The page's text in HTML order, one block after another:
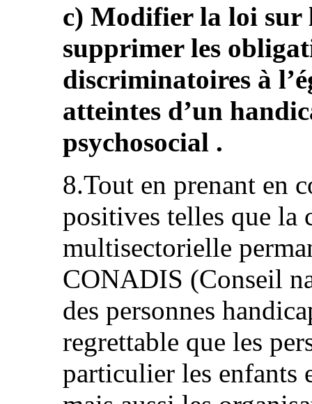
c) Modifier la loi sur
supprimer les
discriminatoires à
atteintes d’un
psychosocial .
8.Tout en prenant en
positives telles que la
multisectorielle
CONADIS (Conseil
des personnes
regrettable que les
particulier les enfants